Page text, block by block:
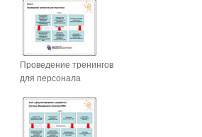
Проведение тренингов
для персонала